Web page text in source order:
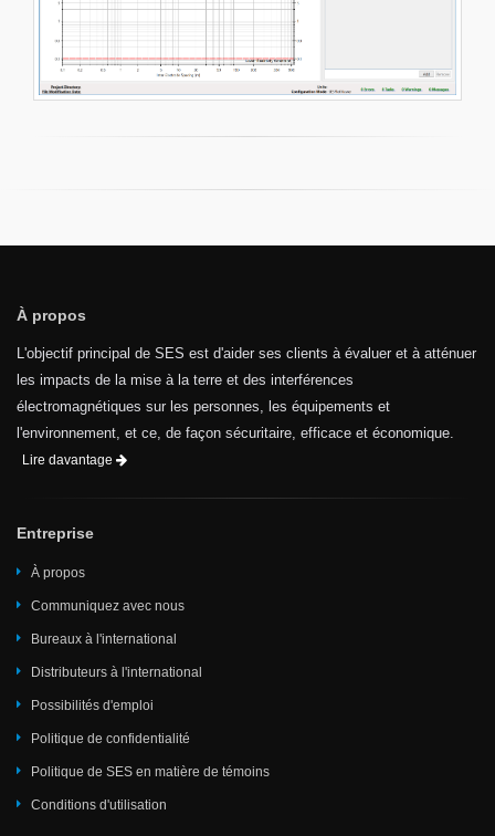
À propos
L'objectif principal de SES est d'aider ses clients à évaluer et à atténuer
les impacts de la mise à la terre et des interférences
électromagnétiques sur les personnes, les équipements et
l'environnement, et ce, de façon sécuritaire, efficace et économique.
Lire davantage
Entreprise
À propos
Communiquez avec nous
Bureaux à l'international
Distributeurs à l'international
Possibilités d'emploi
Politique de confidentialité
Politique de SES en matière de témoins
Conditions d'utilisation